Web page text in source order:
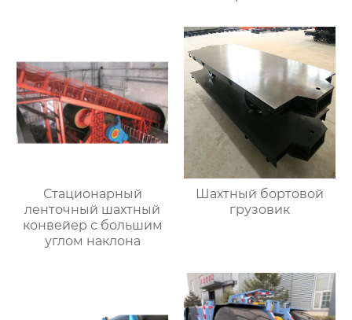
Стационарный
ленточный шахтный
конвейер с большим
углом наклона
Шахтный бортовой
грузовик